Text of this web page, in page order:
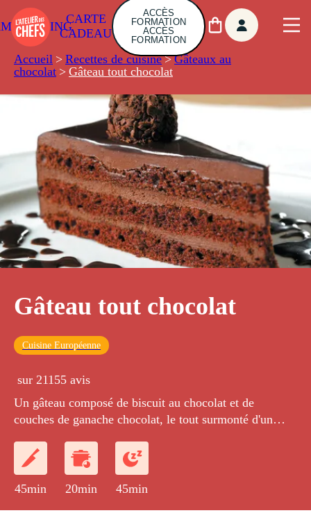
CARTE
CADEAU
ACCÈS
FORMATION
ACCÈS
FORMATION
Accueil > Recettes de cuisine > Gâteaux au
chocolat > Gâteau tout chocolat
Gâteau tout chocolat
Cuisine Européenne
sur 21155 avis
Un gâteau composé de biscuit au chocolat et de
couches de ganache chocolat, le tout surmonté d'un
45min 20min 45min